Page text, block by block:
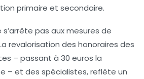
primaire et secondaire.
pas aux mesures de
revalorisation des honoraires des
– passant à 30 euros la
– et des spécialistes, reflète un